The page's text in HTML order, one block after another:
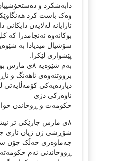
دابەشکرد و
وەک باست کرد
ئازایانە لەلایەن دایکانی
بوکانەوە ئەنجامدرا کە
سۆشیال میدیادا بە
پێشوازی لێکرا.
بەم شێوەیە ٨ی
بزووتنەوەی ئاهەنگ و
دیاردەیەکی کۆمەڵایەتی
ناوەرکی دژی
حکومەت و ڕوخاندن
٨ی مارس جارێکی تر
شۆڕشی ژن ژیان ئازی
جەماوەری خەڵک چۆن
ڕووخاندنی ئەم